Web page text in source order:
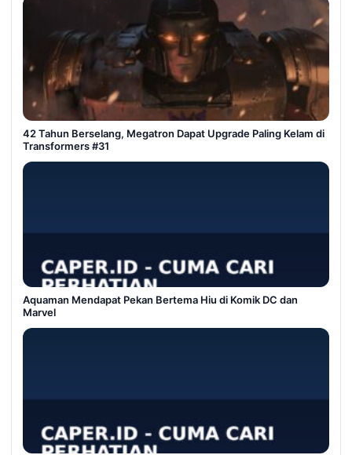
42 Tahun Berselang, Megatron Dapat Upgrade Paling Kelam di
Transformers #31
Aquaman Mendapat Pekan Bertema Hiu di Komik DC dan
Marvel